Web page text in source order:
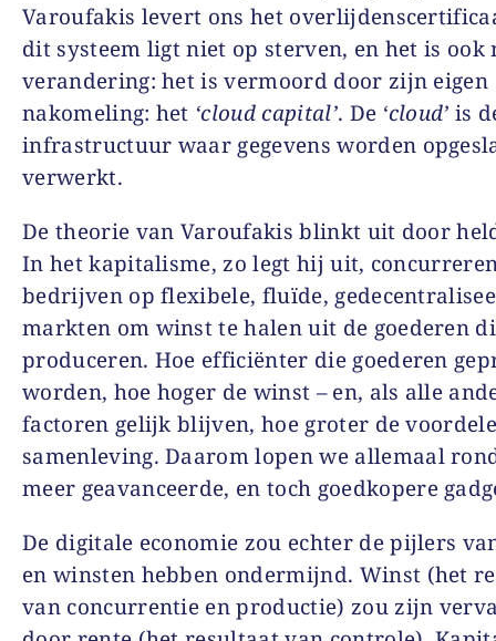
Varoufakis levert ons het
dit systeem ligt niet op sterven, en het is ook
verandering: het is vermoord door zijn eigen
nakomeling: het ‘cloud capital’. De ‘cloud’ is
infrastructuur waar gegevens worden
verwerkt.
De theorie van Varoufakis blinkt uit door
In het kapitalisme, zo legt hij uit,
bedrijven op flexibele, fluïde,
markten om winst te halen uit de goederen
produceren. Hoe efficiënter die goederen
worden, hoe hoger de winst – en, als alle
factoren gelijk blijven, hoe groter de
samenleving. Daarom lopen we allemaal
meer geavanceerde, en toch goedkopere
De digitale economie zou echter de pijlers
en winsten hebben ondermijnd. Winst (het
van concurrentie en productie) zou zijn